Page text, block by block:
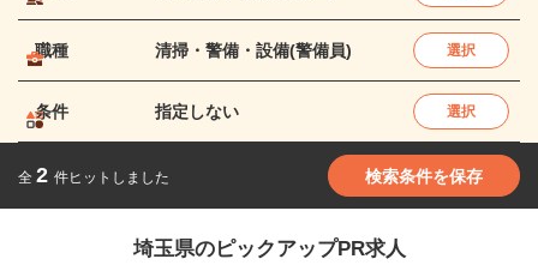
職種 清掃・警備・設備(警備員) 選択
条件 指定しない 選択
全 2 件ヒットしました 検索条件を保存
埼玉県のピックアップPR求人